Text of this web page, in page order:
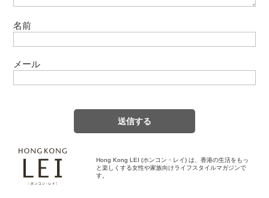
名前
メール
Hong Kong LEI (ホンコン・レイ) は、香港の生活をもっ
と楽しくする女性や家族向けライフスタイルマガジンで
す。